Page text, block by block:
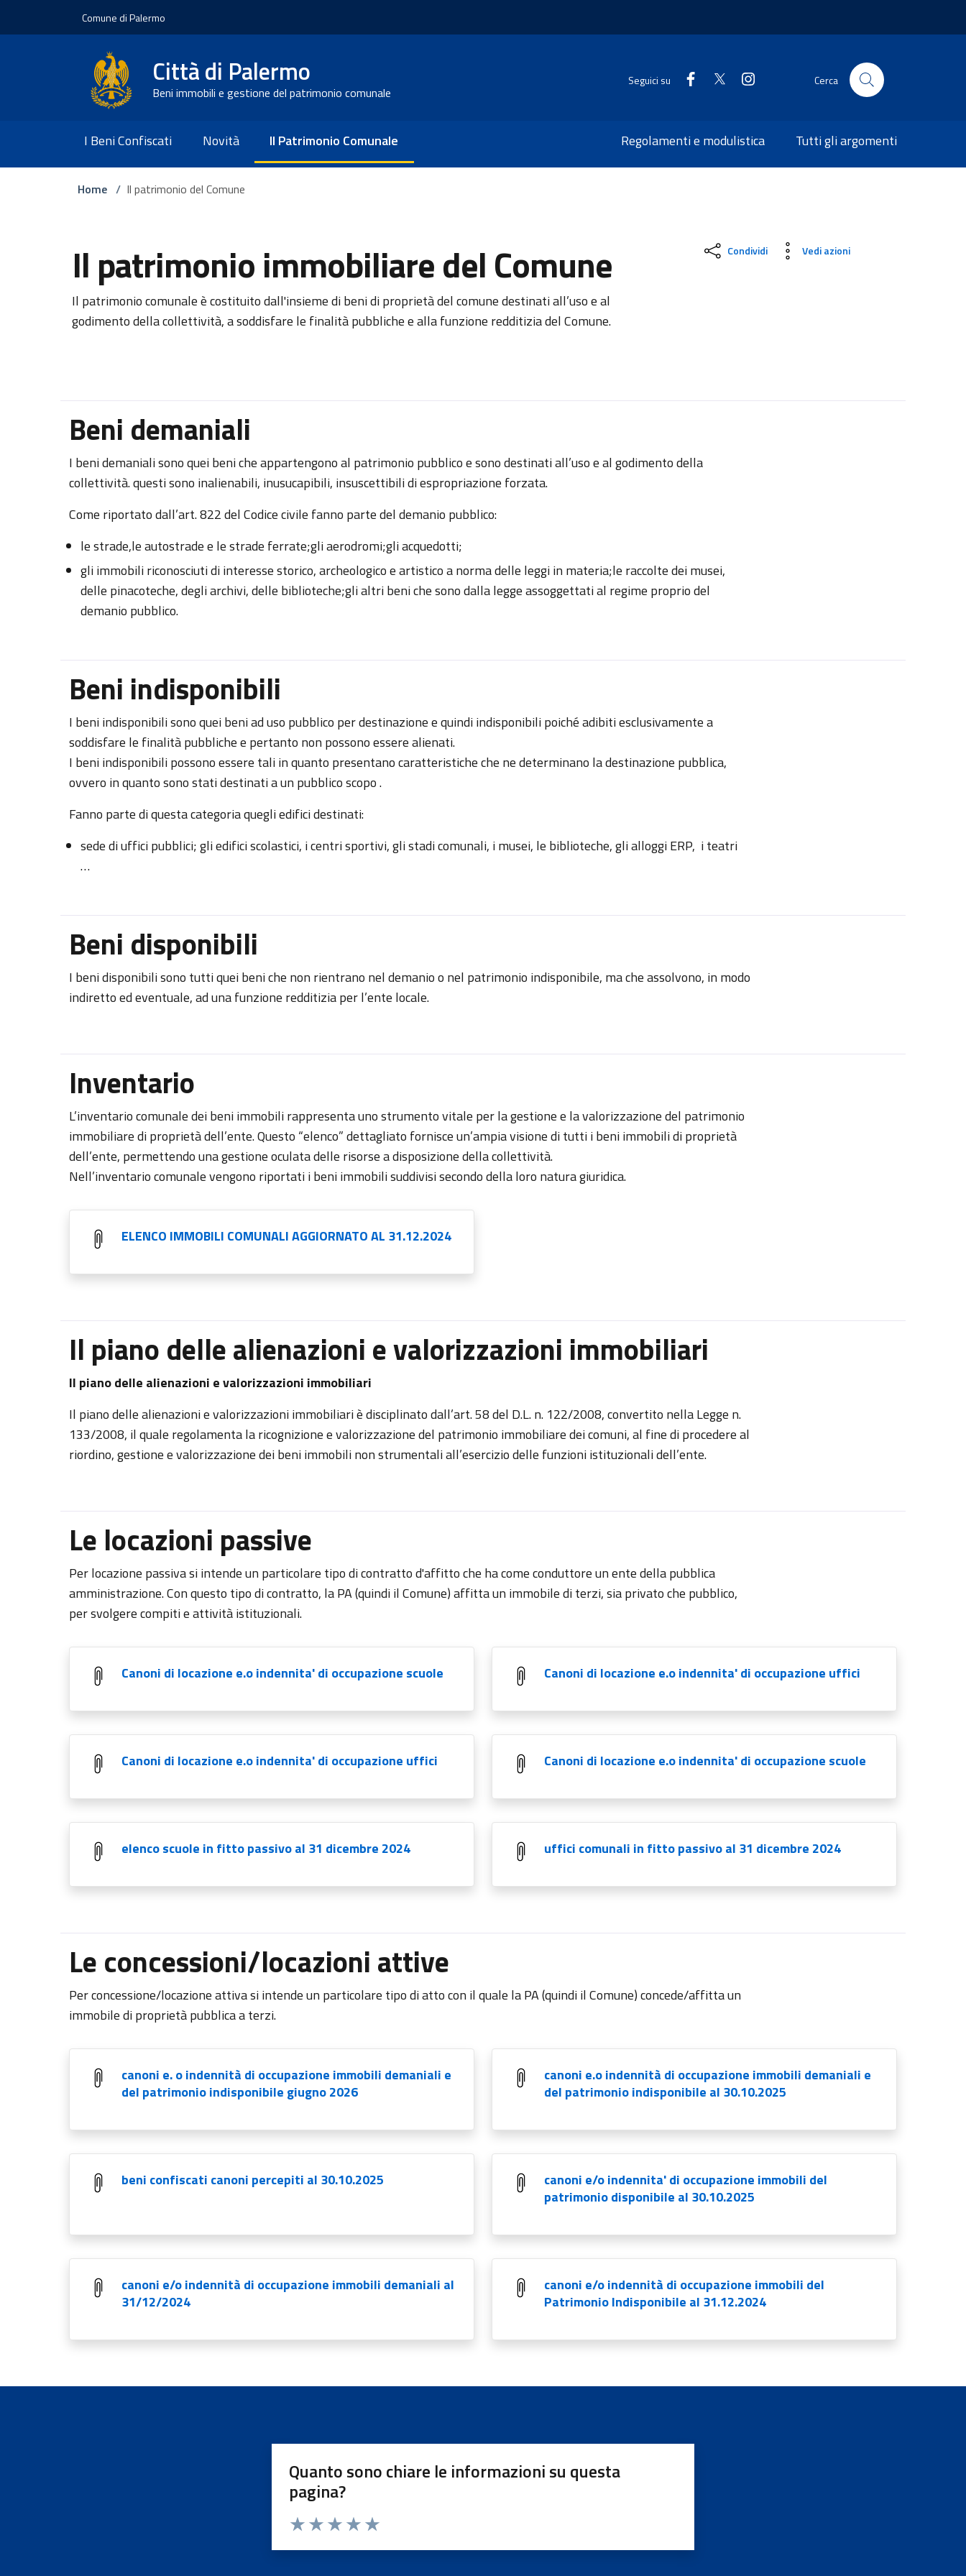
Comune di Palermo
Città di Palermo
Beni immobili e gestione del patrimonio comunale
Seguici su Cerca
I Beni Confiscati Novità Il Patrimonio Comunale Regolamenti e modulistica Tutti gli argomenti
Home / Il patrimonio del Comune
Il patrimonio immobiliare del Comune
Il patrimonio comunale è costituito dall'insieme di beni di proprietà del comune destinati all’uso e al
godimento della collettività, a soddisfare le finalità pubbliche e alla funzione redditizia del Comune.
Condividi Vedi azioni
Beni demaniali
I beni demaniali sono quei beni che appartengono al patrimonio pubblico e sono destinati all’uso e al godimento della
collettività. questi sono inalienabili, inusucapibili, insuscettibili di espropriazione forzata.
Come riportato dall’art. 822 del Codice civile fanno parte del demanio pubblico:
le strade,le autostrade e le strade ferrate;gli aerodromi;gli acquedotti;
gli immobili riconosciuti di interesse storico, archeologico e artistico a norma delle leggi in materia;le raccolte dei musei,
delle pinacoteche, degli archivi, delle biblioteche;gli altri beni che sono dalla legge assoggettati al regime proprio del
demanio pubblico.
Beni indisponibili
I beni indisponibili sono quei beni ad uso pubblico per destinazione e quindi indisponibili poiché adibiti esclusivamente a
soddisfare le finalità pubbliche e pertanto non possono essere alienati.
I beni indisponibili possono essere tali in quanto presentano caratteristiche che ne determinano la destinazione pubblica,
ovvero in quanto sono stati destinati a un pubblico scopo .
Fanno parte di questa categoria quegli edifici destinati:
sede di uffici pubblici; gli edifici scolastici, i centri sportivi, gli stadi comunali, i musei, le biblioteche, gli alloggi ERP, i teatri
…
Beni disponibili
I beni disponibili sono tutti quei beni che non rientrano nel demanio o nel patrimonio indisponibile, ma che assolvono, in modo
indiretto ed eventuale, ad una funzione redditizia per l’ente locale.
Inventario
L’inventario comunale dei beni immobili rappresenta uno strumento vitale per la gestione e la valorizzazione del patrimonio
immobiliare di proprietà dell’ente. Questo “elenco” dettagliato fornisce un’ampia visione di tutti i beni immobili di proprietà
dell’ente, permettendo una gestione oculata delle risorse a disposizione della collettività.
Nell’inventario comunale vengono riportati i beni immobili suddivisi secondo della loro natura giuridica.
ELENCO IMMOBILI COMUNALI AGGIORNATO AL 31.12.2024
Il piano delle alienazioni e valorizzazioni immobiliari
Il piano delle alienazioni e valorizzazioni immobiliari
Il piano delle alienazioni e valorizzazioni immobiliari è disciplinato dall’art. 58 del D.L. n. 122/2008, convertito nella Legge n.
133/2008, il quale regolamenta la ricognizione e valorizzazione del patrimonio immobiliare dei comuni, al fine di procedere al
riordino, gestione e valorizzazione dei beni immobili non strumentali all’esercizio delle funzioni istituzionali dell’ente.
Le locazioni passive
Per locazione passiva si intende un particolare tipo di contratto d'affitto che ha come conduttore un ente della pubblica
amministrazione. Con questo tipo di contratto, la PA (quindi il Comune) affitta un immobile di terzi, sia privato che pubblico,
per svolgere compiti e attività istituzionali.
Canoni di locazione e.o indennita' di occupazione scuole Canoni di locazione e.o indennita' di occupazione uffici
Canoni di locazione e.o indennita' di occupazione uffici Canoni di locazione e.o indennita' di occupazione scuole
elenco scuole in fitto passivo al 31 dicembre 2024 uffici comunali in fitto passivo al 31 dicembre 2024
Le concessioni/locazioni attive
Per concessione/locazione attiva si intende un particolare tipo di atto con il quale la PA (quindi il Comune) concede/affitta un
immobile di proprietà pubblica a terzi.
canoni e. o indennità di occupazione immobili demaniali e
del patrimonio indisponibile giugno 2026
canoni e.o indennità di occupazione immobili demaniali e
del patrimonio indisponibile al 30.10.2025
beni confiscati canoni percepiti al 30.10.2025
canoni e/o indennita' di occupazione immobili del
patrimonio disponibile al 30.10.2025
canoni e/o indennità di occupazione immobili demaniali al
31/12/2024
canoni e/o indennità di occupazione immobili del
Patrimonio Indisponibile al 31.12.2024
Quanto sono chiare le informazioni su questa
pagina?